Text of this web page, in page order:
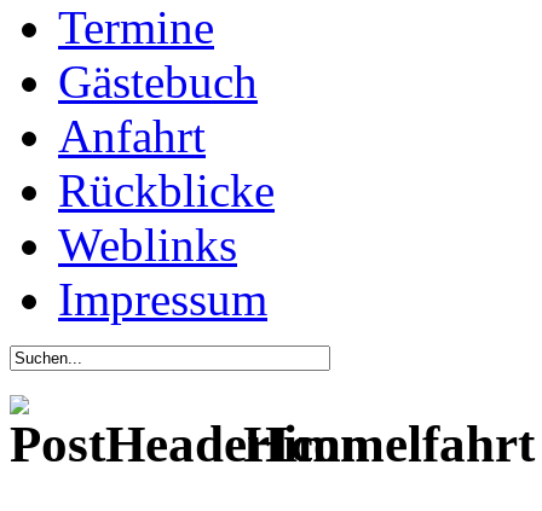
Termine
Gästebuch
Anfahrt
Rückblicke
Weblinks
Impressum
Himmelfahrt